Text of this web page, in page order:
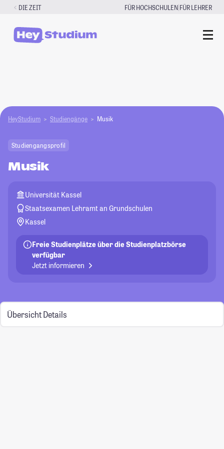
Zum
springen
DIE ZEIT FÜR HOCHSCHULEN|FÜR LEHRER
HeyStudium Studiengänge Musik
Studiengangsprofil
Musik
Universität Kassel
Staatsexamen Lehramt an Grundschulen
Kassel
Freie Studienplätze über die Studienplatzbörse
verfügbar
Jetzt informieren
Übersicht Details